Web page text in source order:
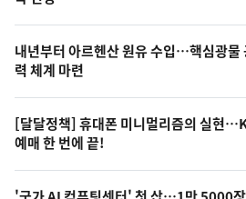
의
영
상
오
늘
의
내년부터 아르헨산 원유 수입…핵심광물
력 체계 마련
[달달정책] 휴대폰 미니멀리즘의 실현
예매 한 번에 끝!